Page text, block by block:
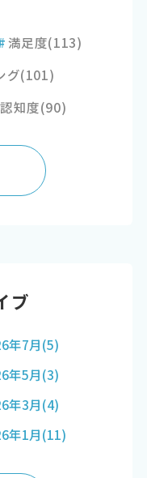
満足度(113)
グ(101)
認知度(90)
ブ
年7月(5)
年5月(3)
年3月(4)
年1月(11)